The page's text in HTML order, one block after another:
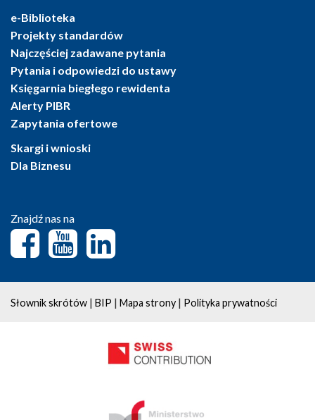
e-Biblioteka
Projekty standardów
Najczęściej zadawane pytania
Pytania i odpowiedzi do ustawy
Księgarnia biegłego rewidenta
Alerty PIBR
Zapytania ofertowe
Skargi i wnioski
Dla Biznesu
Znajdź nas na
Słownik skrótów | BIP | Mapa strony | Polityka prywatności